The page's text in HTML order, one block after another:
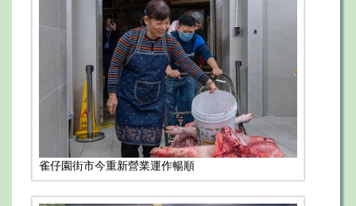
雀仔園街市今重新營業運作暢順